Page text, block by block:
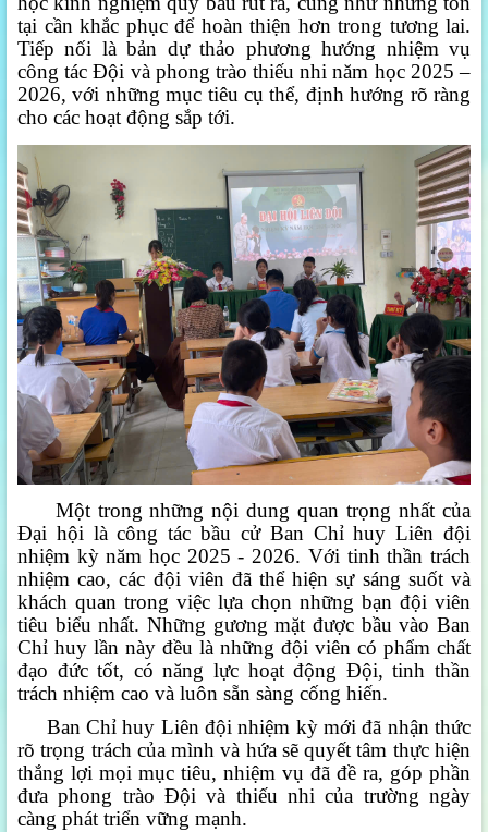
tại cần khắc phục để hoàn thiện hơn trong tương lai.
Tiếp nối là bản dự thảo phương hướng nhiệm vụ
công tác Đội và phong trào thiếu nhi năm học 2025 –
2026, với những mục tiêu cụ thể, định hướng rõ ràng
cho các hoạt động sắp tới.
Một trong những nội dung quan trọng nhất của
Đại hội là công tác bầu cử Ban Chỉ huy Liên đội
nhiệm kỳ năm học 2025 - 2026. Với tinh thần trách
nhiệm cao, các đội viên đã thể hiện sự sáng suốt và
khách quan trong việc lựa chọn những bạn đội viên
tiêu biểu nhất. Những gương mặt được bầu vào Ban
Chỉ huy lần này đều là những đội viên có phẩm chất
đạo đức tốt, có năng lực hoạt động Đội, tinh thần
trách nhiệm cao và luôn sẵn sàng cống hiến.
Ban Chỉ huy Liên đội nhiệm kỳ mới đã nhận thức
rõ trọng trách của mình và hứa sẽ quyết tâm thực hiện
thắng lợi mọi mục tiêu, nhiệm vụ đã đề ra, góp phần
đưa phong trào Đội và thiếu nhi của trường ngày
càng phát triển vững mạnh.